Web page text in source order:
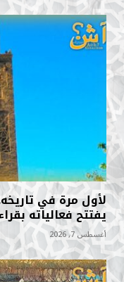
لأول مرة في
يفتتح فعالياته
أغسطس 7, 2026